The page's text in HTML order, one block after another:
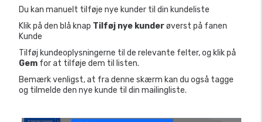
Du kan manuelt tilføje nye kunder til din kundeliste
Klik på den blå knap Tilføj nye kunderøverst på fanen
Kunde
Tilføj kundeoplysningerne til de relevante felter, og klik på
Gem for at tilføje dem til listen.
Bemærk venligst, at fra denne skærm kan du også tagge
og tilmelde den nye kunde til din mailingliste.